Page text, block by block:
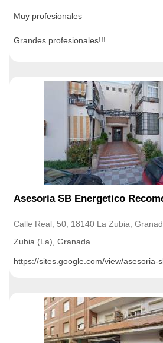
Muy profesionales
Grandes profesionales!!!
Asesoria SB Energetico
Calle Real, 50, 18140 La Zubia,
Zubia (La), Granada
https://sites.google.com/view/asesoria-